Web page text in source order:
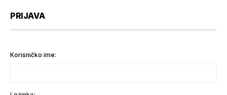
PRIJAVA
Korisničko ime: